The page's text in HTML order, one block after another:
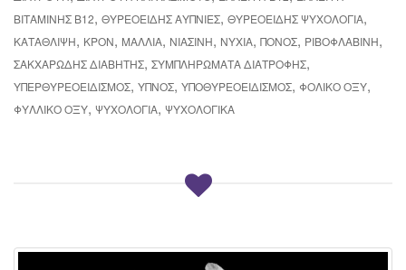
ΒΙΤΑΜΊΝΗΣ Β12, ΘΥΡΕΟΕΙΔΉΣ ΑΥΠΝΙΕΣ, ΘΥΡΕΟΕΙΔΉΣ ΨΥΧΟΛΟΓΊΑ,
ΚΑΤΆΘΛΙΨΗ, ΚΡΟΝ, ΜΑΛΛΙΆ, ΝΙΑΣΊΝΗ, ΝΎΧΙΑ, ΠΌΝΟΣ, ΡΙΒΟΦΛΑΒΊΝΗ,
ΣΑΚΧΑΡΏΔΗΣ ΔΙΑΒΉΤΗΣ, ΣΥΜΠΛΗΡΏΜΑΤΑ ΔΙΑΤΡΟΦΉΣ,
ΥΠΕΡΘΥΡΕΟΕΙΔΙΣΜΌΣ, ΎΠΝΟΣ, ΥΠΟΘΥΡΕΟΕΙΔΙΣΜΌΣ, ΦΟΛΙΚΌ ΟΞΎ,
ΦΥΛΛΙΚΌ ΟΞΎ, ΨΥΧΟΛΟΓΊΑ, ΨΥΧΟΛΟΓΙΚΆ